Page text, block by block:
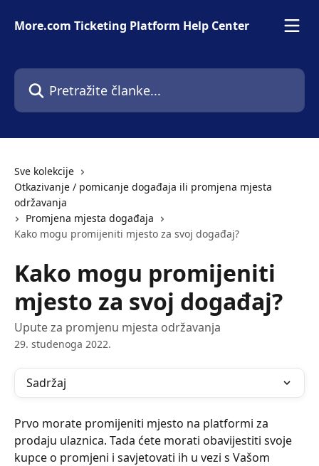
More.com Ticketing Platform Help Center
Pretražite članke...
Sve kolekcije
Otkazivanje / pomicanje događaja ili promjena mjesta
održavanja
Promjena mjesta događaja
Kako mogu promijeniti mjesto za svoj događaj?
Kako mogu promijeniti
mjesto za svoj događaj?
Upute za promjenu mjesta održavanja
29. studenoga 2022.
Sadržaj
Prvo morate promijeniti mjesto na platformi za
prodaju ulaznica. Tada ćete morati obavijestiti svoje
kupce o promjeni i savjetovati ih u vezi s Vašom